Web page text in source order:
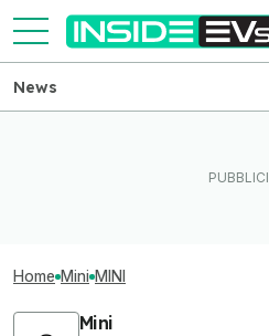
News
Home Mini MINI
Mini